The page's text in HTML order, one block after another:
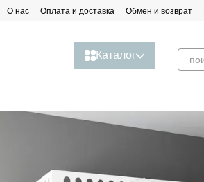
контенту
О нас Оплата и доставка Обмен и возврат
Каталог